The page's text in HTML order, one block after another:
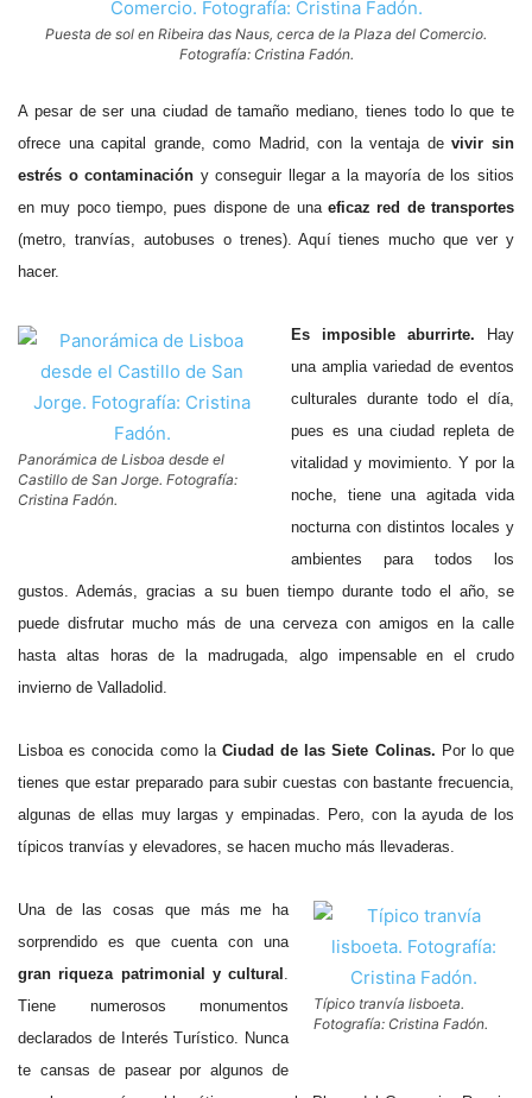
Puesta de sol en Ribeira das Naus, cerca de la Plaza del Comercio.
Fotografía: Cristina Fadón.
A pesar de ser una ciudad de tamaño mediano, tienes todo lo que te
ofrece una capital grande, como Madrid, con la ventaja devivir sin
estrés o contaminación y conseguir llegar a la mayoría de los sitios
en muy poco tiempo, pues dispone de una eficaz red de transportes
(metro, tranvías, autobuses o trenes). Aquí tienes mucho que ver y
hacer.
Panorámica de Lisboa desde el
Castillo de San Jorge. Fotografía:
Cristina Fadón.
Es imposible aburrirte. Hay
una amplia variedad de eventos
culturales durante todo el día,
pues es una ciudad repleta de
vitalidad y movimiento. Y por la
noche, tiene una agitada vida
nocturna con distintos locales y
ambientes para todos los
gustos. Además, gracias a su buen tiempo durante todo el año, se
puede disfrutar mucho más de una cerveza con amigos en la calle
hasta altas horas de la madrugada, algo impensable en el crudo
invierno de Valladolid.
Lisboa es conocida como la Ciudad de las Siete Colinas. Por lo que
tienes que estar preparado para subir cuestas con bastante frecuencia,
algunas de ellas muy largas y empinadas. Pero, con la ayuda de los
típicos tranvías y elevadores, se hacen mucho más llevaderas.
Típico tranvía lisboeta.
Fotografía: Cristina Fadón.
Una de las cosas que más me ha
sorprendido es que cuenta con una
gran riqueza patrimonial y cultural .
Tiene numerosos monumentos
declarados de Interés Turístico. Nunca
te cansas de pasear por algunos de